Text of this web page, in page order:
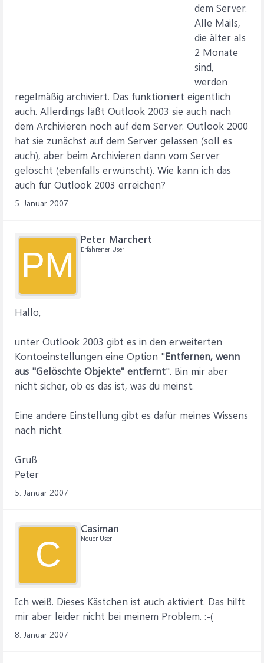
dem Server.
Alle Mails,
die älter als
2 Monate
sind,
werden
regelmäßig archiviert. Das funktioniert eigentlich
auch. Allerdings läßt Outlook 2003 sie auch nach
dem Archivieren noch auf dem Server. Outlook 2000
hat sie zunächst auf dem Server gelassen (soll es
auch), aber beim Archivieren dann vom Server
gelöscht (ebenfalls erwünscht). Wie kann ich das
auch für Outlook 2003 erreichen?
5. Januar 2007
PM
Peter Marchert
Erfahrener User
Hallo,
unter Outlook 2003 gibt es in den erweiterten
Kontoeinstellungen eine Option "Entfernen, wenn
aus "Gelöschte Objekte" entfernt". Bin mir aber
nicht sicher, ob es das ist, was du meinst.
Eine andere Einstellung gibt es dafür meines Wissens
nach nicht.
Gruß
Peter
5. Januar 2007
C
Casiman
Neuer User
Ich weiß. Dieses Kästchen ist auch aktiviert. Das hilft
mir aber leider nicht bei meinem Problem. :-(
8. Januar 2007